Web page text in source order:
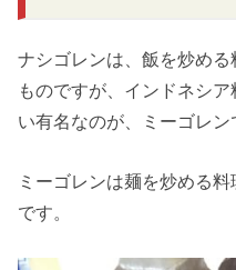
ナシゴレンは、飯を炒め
ものですが、インドネシ
い有名なのが、ミーゴレン
ミーゴレンは麺を炒める
です。